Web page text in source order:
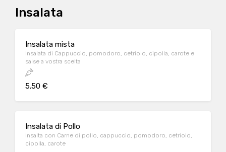
Insalata
Insalata mista
Insalata di Cappuccio, pomodoro, cetriolo, cipolla, carote e
salse a vostra scelta
5.50 €
Insalata di Pollo
Insalta con Carne di pollo, cappuccio, pomodoro, cetriolo,
cipolla, carote